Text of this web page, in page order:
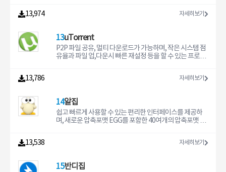
서는 폰트파일을 더블클릭 또는 우클릭 후 설치 메뉴를 선
pen Type Font)는 Mac용 폰트 입니다
13,974 자세히보기
13uTorrent
P2P 파일 공유, 멀티 다운로드가 가능하며, 작은 시스템 점
유율과 파일 업,다운시 빠른 재설정 등을 할 수 있는 프로그
13,786
자세히보기
14알집
쉽고 빠르게 사용할 수 있는 편리한 인터페이스를 제공하
며, 새로운 압축포맷 EGG를 포함한 40여개의 압축포맷 지
13,538 자세히보기
15반디집